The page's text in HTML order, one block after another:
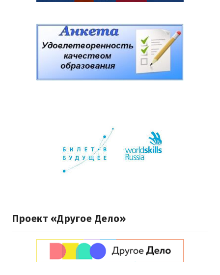
Проект «Другое Дело»